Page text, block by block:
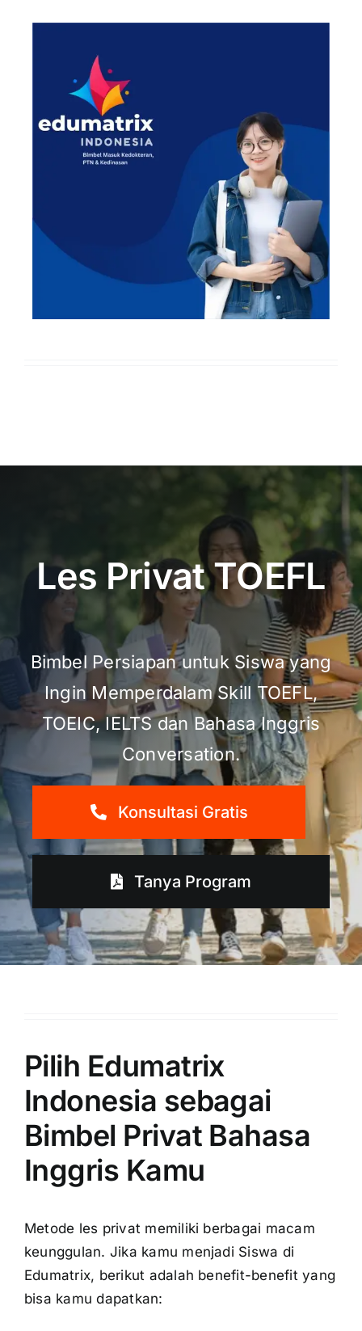
Les Privat TOEFL
Bimbel Persiapan untuk Siswa yang
Ingin Memperdalam Skill TOEFL,
TOEIC, IELTS dan Bahasa Inggris
Conversation.
Konsultasi Gratis
Tanya Program
Pilih Edumatrix
Indonesia sebagai
Bimbel Privat Bahasa
Inggris Kamu
Metode les privat memiliki berbagai macam
keunggulan. Jika kamu menjadi Siswa di
Edumatrix, berikut adalah benefit-benefit yang
bisa kamu dapatkan: